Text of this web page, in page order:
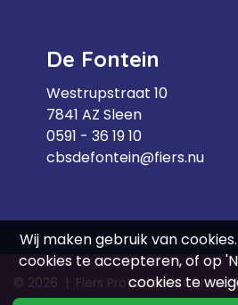
Wij maken gebruik van
cookies te accepteren, of op
cookies te
De Fontein
Westrupstraat 10
7841 AZ Sleen
0591 - 36 19 10
cbsdefontein@fiers.nu
© 2026 | Fiers Protestants